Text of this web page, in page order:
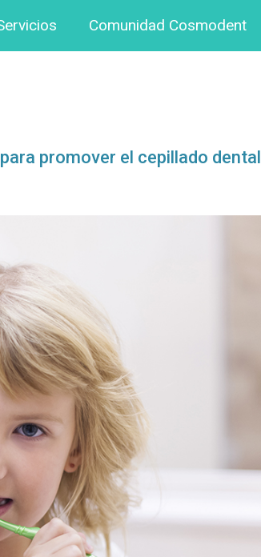
Comunidad Cosmodent
promover el cepillado dental